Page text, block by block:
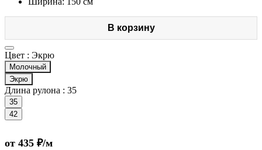
В корзину
Цвет : Экрю
Молочный
Экрю
Длина рулона : 35
35
42
от 435 ₽/м